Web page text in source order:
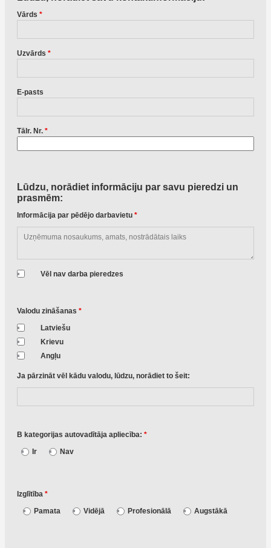
Vārds *
Uzvārds *
E-pasts
Tālr. Nr. *
Lūdzu, norādiet informāciju par savu pieredzi un
prasmēm:
Informācija par pēdējo darbavietu *
Vēl nav darba pieredzes
Valodu zināšanas *
Latviešu
Krievu
Angļu
Ja pārzināt vēl kādu valodu, lūdzu, norādiet to šeit:
B kategorijas autovadītāja apliecība: *
Ir
Nav
Izglītība *
Pamata
Vidējā Profesionālā Augstākā